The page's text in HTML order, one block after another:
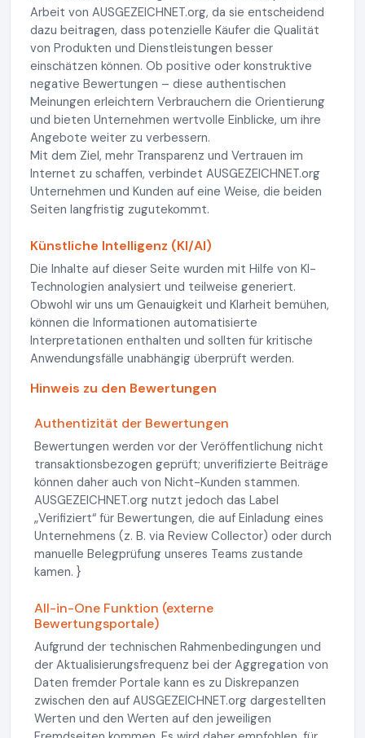
Arbeit von AUSGEZEICHNET.org, da sie entscheidend
dazu beitragen, dass potenzielle Käufer die Qualität
von Produkten und Dienstleistungen besser
einschätzen können. Ob positive oder konstruktive
negative Bewertungen – diese authentischen
Meinungen erleichtern Verbrauchern die Orientierung
und bieten Unternehmen wertvolle Einblicke, um ihre
Angebote weiter zu verbessern.
Mit dem Ziel, mehr Transparenz und Vertrauen im
Internet zu schaffen, verbindet AUSGEZEICHNET.org
Unternehmen und Kunden auf eine Weise, die beiden
Seiten langfristig zugutekommt.
Künstliche Intelligenz (KI/AI)
Die Inhalte auf dieser Seite wurden mit Hilfe von KI-
Technologien analysiert und teilweise generiert.
Obwohl wir uns um Genauigkeit und Klarheit bemühen,
können die Informationen automatisierte
Interpretationen enthalten und sollten für kritische
Anwendungsfälle unabhängig überprüft werden.
Hinweis zu den Bewertungen
Authentizität der Bewertungen
Bewertungen werden vor der Veröffentlichung nicht
transaktionsbezogen geprüft; unverifizierte Beiträge
können daher auch von Nicht-Kunden stammen.
AUSGEZEICHNET.org nutzt jedoch das Label
„Verifiziert“ für Bewertungen, die auf Einladung eines
Unternehmens (z. B. via Review Collector) oder durch
manuelle Belegprüfung unseres Teams zustande
kamen. }
All-in-One Funktion (externe
Bewertungsportale)
Aufgrund der technischen Rahmenbedingungen und
der Aktualisierungsfrequenz bei der Aggregation von
Daten fremder Portale kann es zu Diskrepanzen
zwischen den auf AUSGEZEICHNET.org dargestellten
Werten und den Werten auf den jeweiligen